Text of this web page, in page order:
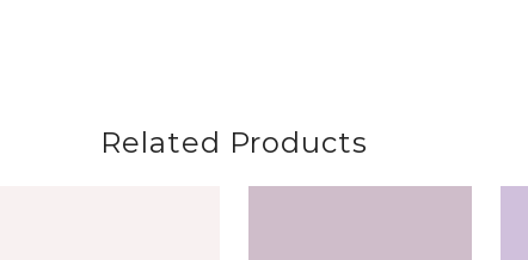
Related Products